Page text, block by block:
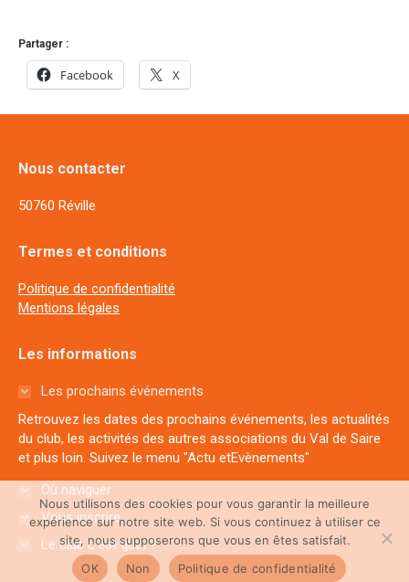
Partager :
Facebook X
Nous contacter
50760 Réville
Termes et conditions
Politique de confidentialité
Mentions légales
Les informations
Les prochains événements
Retrouvez les dates des prochains événements, les actualités
du club, les activités des autres associations du Val de Saire
et plus loin. Suivez le menu "Actu etEvènements"
Où naviguer
Vous inscrire
Le club c'est quoi ?
Nous utilisons des cookies pour vous garantir la meilleure
expérience sur notre site web. Si vous continuez à utiliser ce
site, nous supposerons que vous en êtes satisfait.
OK
Non Politique de confidentialité